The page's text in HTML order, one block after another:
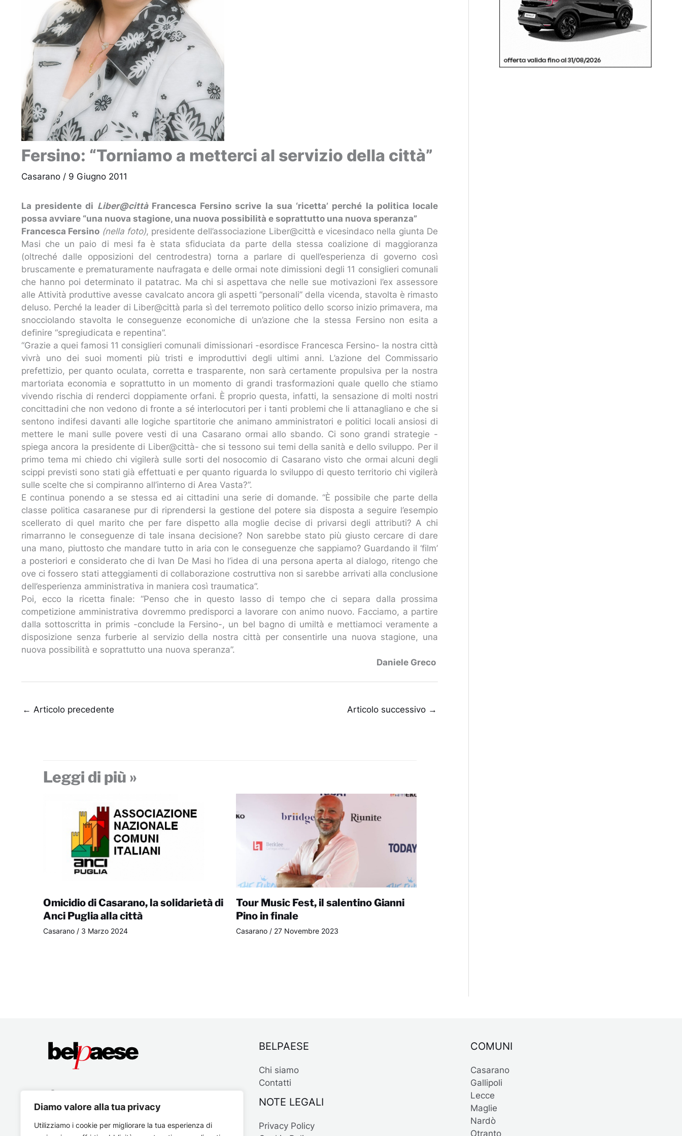
Diamo valore alla tua privacy
Utilizziamo i cookie per migliorare la tua esperienza di
Fersino: “Torniamo a metterci al servizio della città”
Casarano / 9 Giugno 2011
La presidente di Liber@cittàFrancesca Fersino scrive la sua ‘ricetta’ perché la politica locale
possa avviare “una nuova stagione, una nuova possibilità e soprattutto una nuova speranza”
Francesca Fersino (nella foto), presidente dell’associazione Liber@città e vicesindaco nella giunta De
Masi che un paio di mesi fa è stata sfiduciata da parte della stessa coalizione di maggioranza
(oltreché dalle opposizioni del centrodestra) torna a parlare di quell’esperienza di governo così
bruscamente e prematuramente naufragata e delle ormai note dimissioni degli 11 consiglieri comunali
che hanno poi determinato il patatrac. Ma chi si aspettava che nelle sue motivazioni l’ex assessore
alle Attività produttive avesse cavalcato ancora gli aspetti “personali” della vicenda, stavolta è rimasto
deluso. Perché la leader di Liber@città parla sì del terremoto politico dello scorso inizio primavera, ma
snocciolando stavolta le conseguenze economiche di un’azione che la stessa Fersino non esita a
definire “spregiudicata e repentina”.
“Grazie a quei famosi 11 consiglieri comunali dimissionari -esordisce Francesca Fersino- la nostra città
vivrà uno dei suoi momenti più tristi e improduttivi degli ultimi anni. L’azione del Commissario
prefettizio, per quanto oculata, corretta e trasparente, non sarà certamente propulsiva per la nostra
martoriata economia e soprattutto in un momento di grandi trasformazioni quale quello che stiamo
vivendo rischia di renderci doppiamente orfani. È proprio questa, infatti, la sensazione di molti nostri
concittadini che non vedono di fronte a sé interlocutori per i tanti problemi che li attanagliano e che si
sentono indifesi davanti alle logiche spartitorie che animano amministratori e politici locali ansiosi di
mettere le mani sulle povere vesti di una Casarano ormai allo sbando. Ci sono grandi strategie -
spiega ancora la presidente di Liber@città- che si tessono sui temi della sanità e dello sviluppo. Per il
primo tema mi chiedo chi vigilerà sulle sorti del nosocomio di Casarano visto che ormai alcuni degli
scippi previsti sono stati già effettuati e per quanto riguarda lo sviluppo di questo territorio chi vigilerà
sulle scelte che si compiranno all’interno di Area Vasta?”.
E continua ponendo a se stessa ed ai cittadini una serie di domande. “È possibile che parte della
classe politica casaranese pur di riprendersi la gestione del potere sia disposta a seguire l’esempio
scellerato di quel marito che per fare dispetto alla moglie decise di privarsi degli attributi? A chi
rimarranno le conseguenze di tale insana decisione? Non sarebbe stato più giusto cercare di dare
una mano, piuttosto che mandare tutto in aria con le conseguenze che sappiamo? Guardando il ‘film’
a posteriori e considerato che di Ivan De Masi ho l’idea di una persona aperta al dialogo, ritengo che
ove ci fossero stati atteggiamenti di collaborazione costruttiva non si sarebbe arrivati alla conclusione
dell’esperienza amministrativa in maniera così traumatica”.
Poi, ecco la ricetta finale: “Penso che in questo lasso di tempo che ci separa dalla prossima
competizione amministrativa dovremmo predisporci a lavorare con animo nuovo. Facciamo, a partire
dalla sottoscritta in primis -conclude la Fersino-, un bel bagno di umiltà e mettiamoci veramente a
disposizione senza furberie al servizio della nostra città per consentirle una nuova stagione, una
nuova possibilità e soprattutto una nuova speranza”.
Daniele Greco
← Articolo precedente Articolo successivo →
Leggi di più »
Omicidio di Casarano, la solidarietà di
Anci Puglia alla città
Casarano/ 3 Marzo 2024
Tour Music Fest, il salentino Gianni
Pino in finale
Casarano / 27 Novembre 2023
BELPAESE
Chi siamo
Contatti
NOTE LEGALI
Privacy Policy
COMUNI
Casarano
Gallipoli
Lecce
Maglie
Nardò
Otranto